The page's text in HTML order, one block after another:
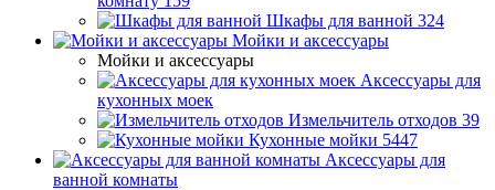
Шкафы для ванной 324
Мойки и аксессуары
Мойки и аксессуары
Аксессуары для
кухонных моек
Измельчитель отходов 39
Кухонные мойки 5447
Аксессуары для
ванной комнаты